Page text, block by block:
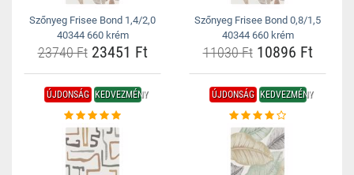
Szőnyeg Frisee Bond 1,4/2,0
40344 660 krém
23740 Ft23451 Ft
Szőnyeg Frisee Bond 0,8/1,5
40344 660 krém
11030 Ft10896 Ft
ÚJDONSÁG KEDVEZMÉNY ÚJDONSÁG KEDVEZMÉNY